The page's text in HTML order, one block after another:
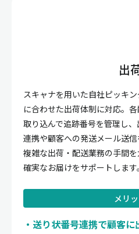
出
スキャナを用いた自社ピッキ
に合わせた出荷体制に対応。
取り込んで追跡番号を管理し
連携や顧客への発送メール送信
複雑な出荷・配送業務の手間
確実なお届けをサポートします。
メリ
送り状番号連携で顧客